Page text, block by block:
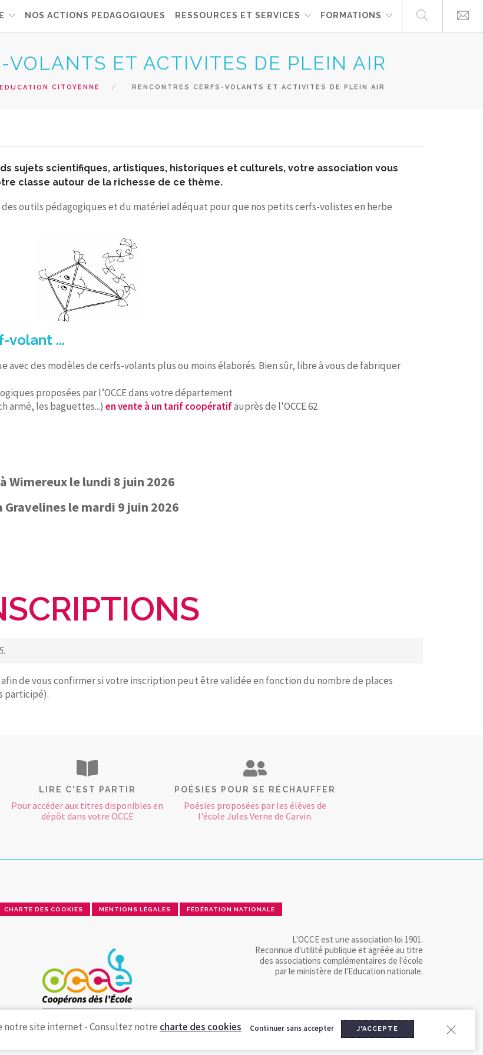
NOS ACTIONS PEDAGOGIQUES RESSOURCES ET SERVICES FORMATIONS
VOLANTS ET ACTIVITES DE PLEIN AIR
EDUCATION CITOYENNE RENCONTRES CERFS-VOLANTS ET ACTIVITES DE PLEIN AIR
sujets scientifiques, artistiques, historiques et culturels, votre association vous
classe autour de la richesse de ce thème.
outils pédagogiques et du matériel adéquat pour que nos petits cerfs-volistes en herbe
volant ...
avec des modèles de cerfs-volants plus ou moins élaborés. Bien sûr, libre à vous de fabriquer
proposées par l’OCCE dans votre département
armé, les baguettes...) en vente à un tarif coopératifauprès de l'OCCE 62
à Wimereux le lundi 8 juin 2026
Gravelines le mardi 9 juin 2026
de vous confirmer si votre inscription peut être validée en fonction du nombre de places
participé).
LIRE C'EST PARTIR
Pour accéder aux titres disponibles en
dépôt dans votre OCCE
POÉSIES POUR SE RÉCHAUFFER
Poésies proposées par les élèves de
l'école Jules Verne de Carvin.
CHARTE DES COOKIES MENTIONS LÉGALES FÉDÉRATION NATIONALE
L'OCCE est une association loi 1901.
Reconnue d'utilité publique et agréée au titre
des associations complémentaires de l'école
par le ministère de l'Education nationale.
notre site internet - Consultez notre charte des cookies Continuer sans accepter J'ACCEPTE